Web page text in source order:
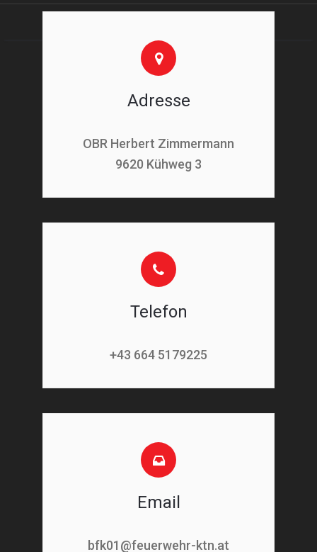
Adresse
OBR Herbert Zimmermann
9620 Kühweg 3
Telefon
+43 664 5179225
Email
bfk01@feuerwehr-ktn.at